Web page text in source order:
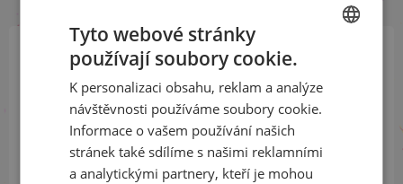
Přihlaste se k našemu newsletteru
a buďte jako první v obraze
ODEBÍRAT NEWSLETTER
ENGLISH
Tyto webové stránky
používají soubory cookie.
K personalizaci obsahu, reklam a analýze
návštěvnosti používáme soubory cookie.
Informace o vašem používání našich
stránek také sdílíme s našimi reklamními
a analytickými partnery, kteří je mohou